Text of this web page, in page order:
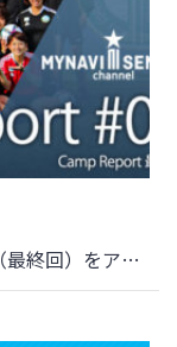
＜YouTube 更新＞Camp Report #04（最終回）をアップしました